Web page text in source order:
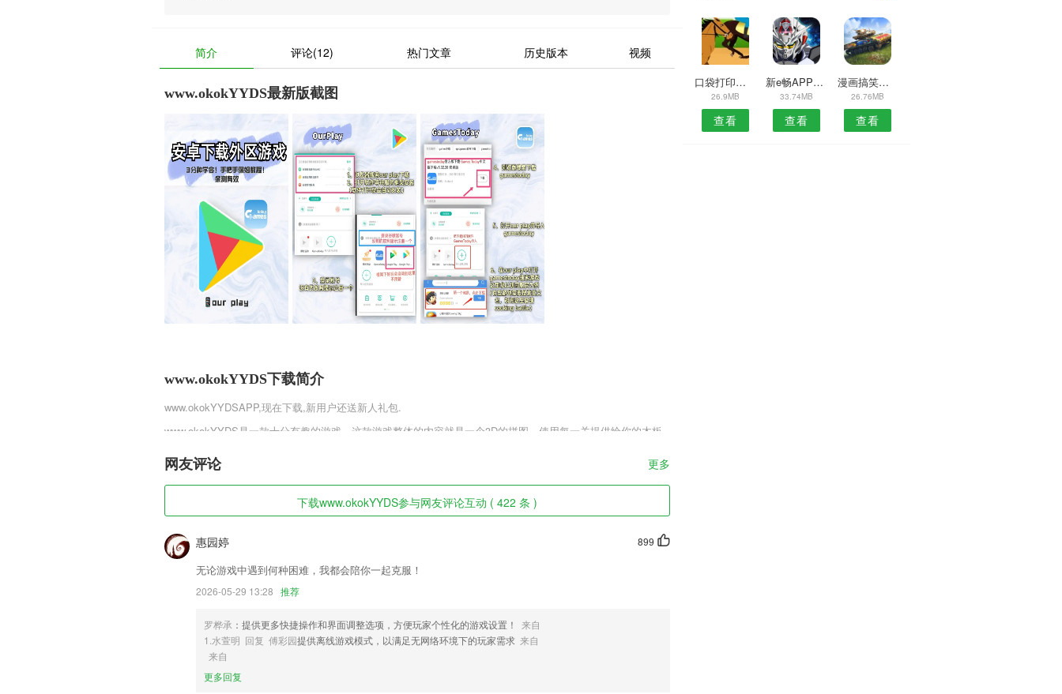
简介 评论(12) 热门文章 历史版本 视频
www.okokYYDS最新版截图
www.okokYYDS下载简介
www.okokYYDSAPP,现在下载,新用户还送新人礼包.
www.okokYYDS是一款十分有趣的游戏，这款游戏整体的内容就是一个3D的拼图，使用每一关提供给你的木板
还是很考验玩家的脑力的。
www.okokYYDS软件特色
1,简洁的界面让2265用户能更好的进行商品的代购和分销，给客户满意的购物体验，操作简单方便；
2,在平台里能够获得教育内容，帮助你掌握更多的知识，快速的进行使用；
3,可以添加在线优惠的税收情况，并可以通过审计来完成;
4,「视频裁剪拼接」支持段视频裁剪拼接分割等，快速制作精彩视频，记录自己精彩的瞬间。
6,【玩法升级，自定义你的二次元世界】
www.okokYYDS软件优势
1.打造可靠的学习系统，害怕自己没有自制力，没有计划？没关系我们库课帮你进行学习，还有各种学员交流，
网友评论 更多
下载www.okokYYDS参与网友评论互动 ( 422 条 )
899
惠园婷
无论游戏中遇到何种困难，我都会陪你一起克服！
2026-05-29 13:28 推荐
罗桦承 ：提供更多快捷操作和界面调整选项，方便玩家个性化的游戏设置！
来自
1.水萱明 回复 傅彩园提供离线游戏模式，以满足无网络环境下的玩家需求 来自
来自
更多回复
口袋打印机APP
26.9MB
查看
新e畅APP安装
33.74MB
查看
漫画搞笑相机预约安卓版
26.76MB
查看